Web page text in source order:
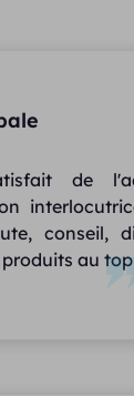
de
conseil,
au top